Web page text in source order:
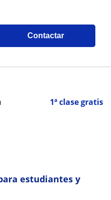
Contactar
1ª clase gratis
estudiantes y